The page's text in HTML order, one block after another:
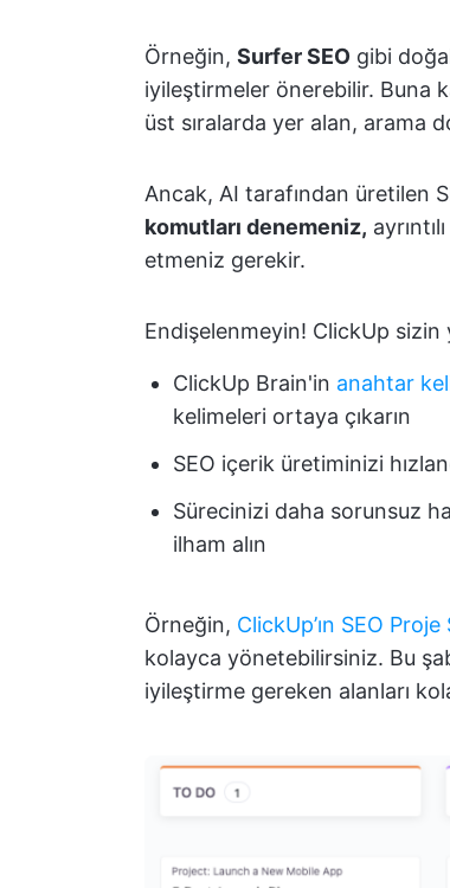
Örneğin, Surfer SEO gibi
iyileştirmeler önerebilir. Buna
üst sıralarda yer alan, arama
Ancak, AI tarafından üretilen
komutları denemeniz,
etmeniz gerekir.
Endişelenmeyin! ClickUp sizin
ClickUp Brain'in anahtar
kelimeleri ortaya çıkarın
SEO içerik üretiminizi
Sürecinizi daha sorunsuz
ilham alın
Örneğin, ClickUp’ın SEO
kolayca yönetebilirsiniz. Bu
iyileştirme gereken alanları